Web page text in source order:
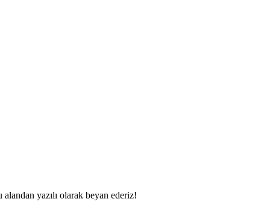
yazılı olarak beyan ederiz!